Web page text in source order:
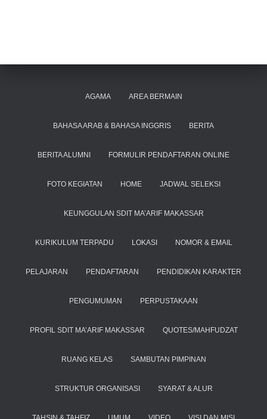
AGAMA AREA BERMAIN
BAHASA ARAB & BAHASA INGGRIS BERITA
BERITA ALUMNI FORMULIR PENDAFTARAN ONLINE
FOTO KEGIATAN HOME JADWAL SELEKSI
KEUNGGULAN SDIT MA’ARIF MAKASSAR
KURIKULUM TERPADU LOKASI NOMOR & EMAIL
PELAJARAN PENDAFTARAN PENDIDIKAN KARAKTER
PENGUMUMAN PERPUSTAKAAN
PROFIL SDIT MA’ARIF MAKASSAR QUOTES/MAHFUDZAT
RUANG KELAS SAMBUTAN PIMPINAN
STRUKTUR ORGANISASI SYARAT & ALUR